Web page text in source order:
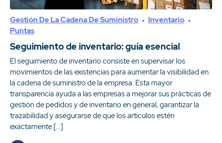
Gestión De La Cadena De Suministro
Inventario
Puntas
Seguimiento de inventario: guía esencial
El seguimiento de inventario consiste en supervisar los
movimientos de las existencias para aumentar la visibilidad en
la cadena de suministro de la empresa. Esta mayor
transparencia ayuda a las empresas a mejorar sus prácticas de
gestión de pedidos y de inventario en general, garantizar la
trazabilidad y asegurarse de que los artículos estén
exactamente […]